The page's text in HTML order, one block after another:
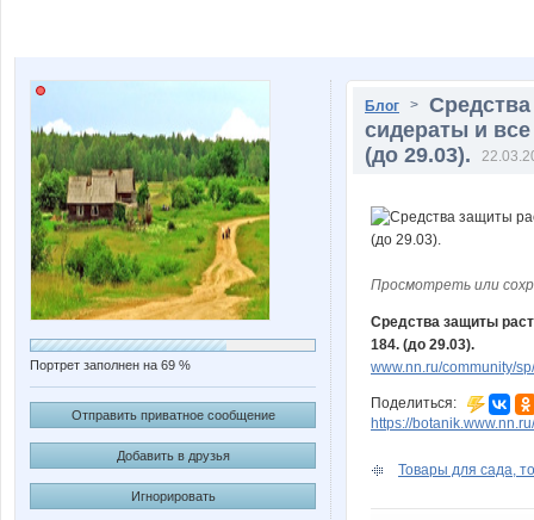
Портрет заполнен на 69 %
Отправить приватное сообщение
Добавить в друзья
Игнорировать
Блог >
сидераты и
(до 29.03).
Просмотреть или
Средства защиты
184. (до 29.03).
www.nn.ru/community/
Поделиться:
https://
Товары для сада,